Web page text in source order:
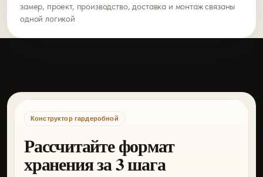
замер, проект, производство, доставка и монтаж связаны
одной логикой
Конструктор гардеробной
Рассчитайте формат
хранения за 3 шага